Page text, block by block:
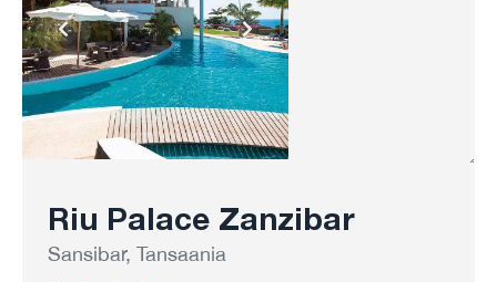
Riu Palace Zanzibar
Sansibar, Tansaania